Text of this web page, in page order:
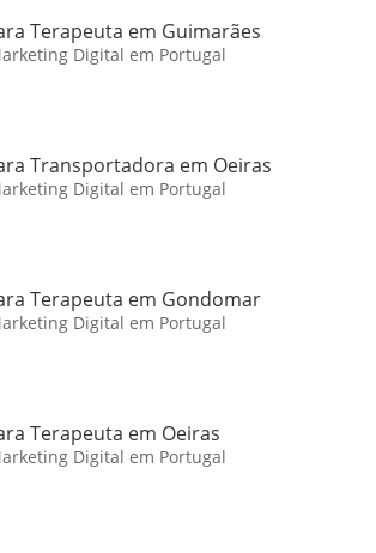
Terapeuta em Guimarães
Digital em Portugal
Transportadora em Oeiras
Digital em Portugal
Terapeuta em Gondomar
Digital em Portugal
Terapeuta em Oeiras
Digital em Portugal